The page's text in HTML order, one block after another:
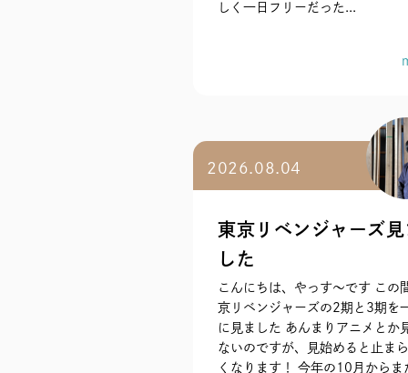
しく一日フリーだった...
2026.08.04
東京リベンジャーズ見
した
こんにちは、やっす〜です この
京リベンジャーズの2期と3期を
に見ました あんまりアニメとか
ないのですが、見始めると止ま
くなります！ 今年の10月からま